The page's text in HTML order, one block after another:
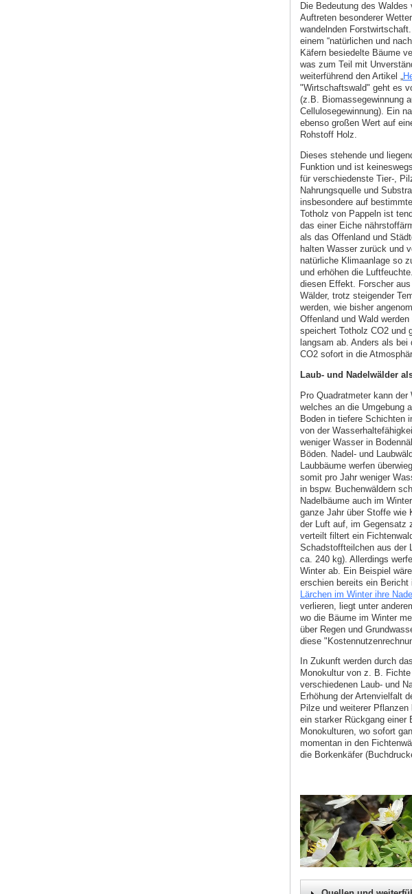
Die Bedeutung des
Auftreten besonderer
wandelnden
einem “natürlichen und
Käfern besiedelte Bäume
was zum Teil mit
weiterführend den Artikel „
"Wirtschaftswald" geht es
(z.B. Biomassegewinnung
Cellulosegewinnung). Ein
ebenso großen Wert auf
Rohstoff Holz.
Dieses stehende und
Funktion und ist
für verschiedenste Tier-,
Nahrungsquelle und
insbesondere auf
Totholz von Pappeln ist
das einer Eiche
als das Offenland und
halten Wasser zurück und
natürliche Klimaanlage so
und erhöhen die
diesen Effekt. Forscher
Wälder, trotz steigender
werden, wie bisher
Offenland und Wald werden
speichert Totholz CO2 und
langsam ab. Anders als
CO2 sofort in die
Laub- und Nadelwälder
Pro Quadratmeter kann der
welches an die Umgebung
Boden in tiefere Schichten
von der
weniger Wasser in
Böden. Nadel- und
Laubbäume werfen
somit pro Jahr weniger
in bspw. Buchenwäldern
Nadelbäume auch im
ganze Jahr über Stoffe wie
der Luft auf, im Gegensatz
verteilt filtert ein
Schadstoffteilchen aus der
ca. 240 kg). Allerdings
Winter ab. Ein Beispiel
erschien bereits ein
Lärchen im Winter ihre
verlieren, liegt unter
wo die Bäume im Winter
über Regen und
diese
In Zukunft werden durch
Monokultur von z. B.
verschiedenen Laub- und
Erhöhung der Artenvielfalt
Pilze und weiterer
ein starker Rückgang einer
Monokulturen, wo sofort
momentan in den
die Borkenkäfer